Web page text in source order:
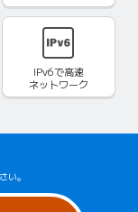
IPv6で高速
ネットワーク
い。